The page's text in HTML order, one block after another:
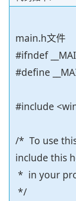
main.h文件
#ifndef
#define
#include
/* To use
include this
* in your
*/